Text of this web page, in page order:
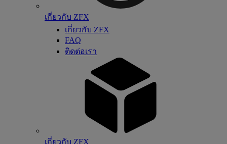
เกี่ยวกับ ZFX
เกี่ยวกับ ZFX
FAQ
ติดต่อเรา
เกี่ยวกับ ZFX